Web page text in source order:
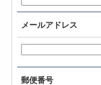
メールアドレス
郵便番号